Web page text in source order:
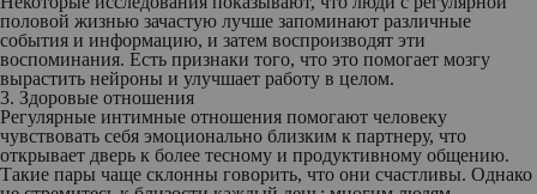
половой жизнью зачастую лучше запоминают различные
события и информацию, и затем воспроизводят эти
воспоминания. Есть признаки того, что это помогает мозгу
вырастить нейроны и улучшает работу в целом.
3. Здоровые отношения
Регулярные интимные отношения помогают человеку
чувствовать себя эмоционально близким к партнеру, что
открывает дверь к более тесному и продуктивному общению.
Такие пары чаще склонны говорить, что они счастливы. Однако